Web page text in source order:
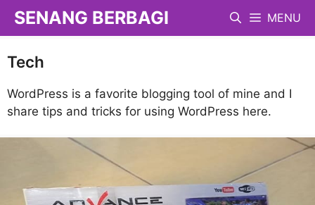
Langsung
SENANG BERBAGI MENU
Tech
WordPress is a favorite blogging tool of mine and I
share tips and tricks for using WordPress here.